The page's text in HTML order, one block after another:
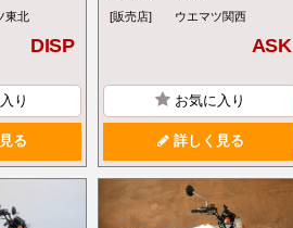
東北
DISP
り
る
[販売店]
ウエマツ関西
ASK
お気に入り
詳しく見る